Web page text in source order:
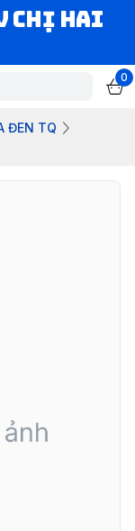
CHỊ HAI
0
ĐEN TQ